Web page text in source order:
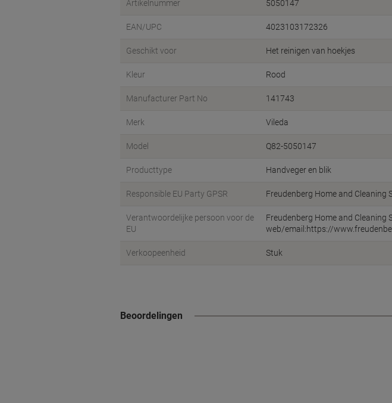
Artikelnummer 5050147
EAN/UPC 4023103172326
Geschikt voor Het reinigen van hoekjes
Kleur Rood
Manufacturer Part No 141743
Merk Vileda
Model Q82-5050147
Producttype Handveger en blik
Responsible EU Party GPSR Freudenberg Home and Cleaning
Verantwoordelijke persoon voor de
EU
Freudenberg Home and Cleaning
web/email:https://
Verkoopeenheid Stuk
Beoordelingen